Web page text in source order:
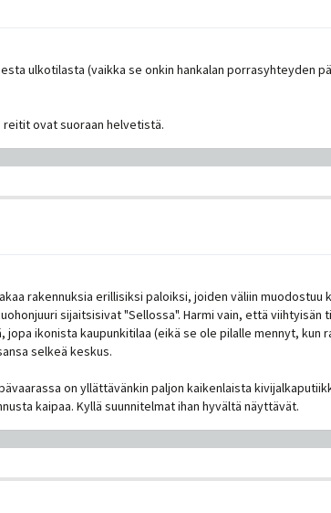
ulkotilasta (vaikka se onkin hankalan porrasyhteyden
ovat suoraan helvetistä.
rakennuksia erillisiksi paloiksi, joiden väliin muodostuu
sijaitsisivat "Sellossa". Harmi vain, että
ikonista kaupunkitilaa (eikä se ole pilalle mennyt,
selkeä keskus.
on yllättävänkin paljon kaikenlaista
kaipaa. Kyllä suunnitelmat ihan hyvältä näyttävät.